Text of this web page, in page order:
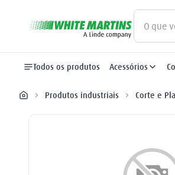
O que
Todos os produtos Acessórios
Produtos industriais Corte e
Termos
gás
2º